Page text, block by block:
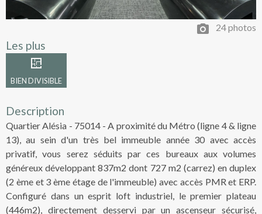
24 photos
Les plus
BIEN DIVISIBLE
Description
Quartier Alésia - 75014 - A proximité du Métro (ligne 4 & ligne
13), au sein d'un très bel immeuble année 30 avec accès
privatif, vous serez séduits par ces bureaux aux volumes
généreux développant 837m2 dont 727 m2 (carrez) en duplex
(2 ème et 3 ème étage de l'immeuble) avec accès PMR et ERP.
Configuré dans un esprit loft industriel, le premier plateau
(446m2), directement desservi par un ascenseur sécurisé,